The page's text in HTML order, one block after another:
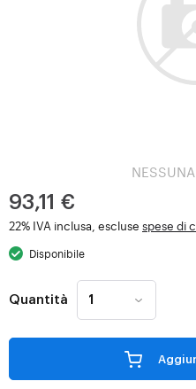
93,11 €
22% IVA inclusa, escluse spese di
Disponibile
Quantità